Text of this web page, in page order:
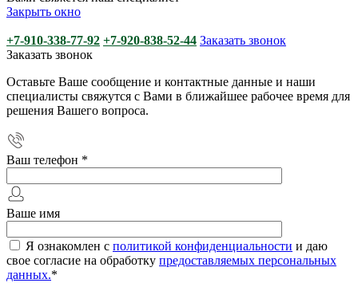
Закрыть окно
+7-910-338-77-92 +7-920-838-52-44 Заказать звонок
Заказать звонок
Оставьте Ваше сообщение и контактные данные и наши
специалисты свяжутся с Вами в ближайшее рабочее время для
решения Вашего вопроса.
Ваш телефон *
Ваше имя
Я ознакомлен с политикой конфиденциальности и даю
свое согласие на обработку предоставляемых персональных
данных.*